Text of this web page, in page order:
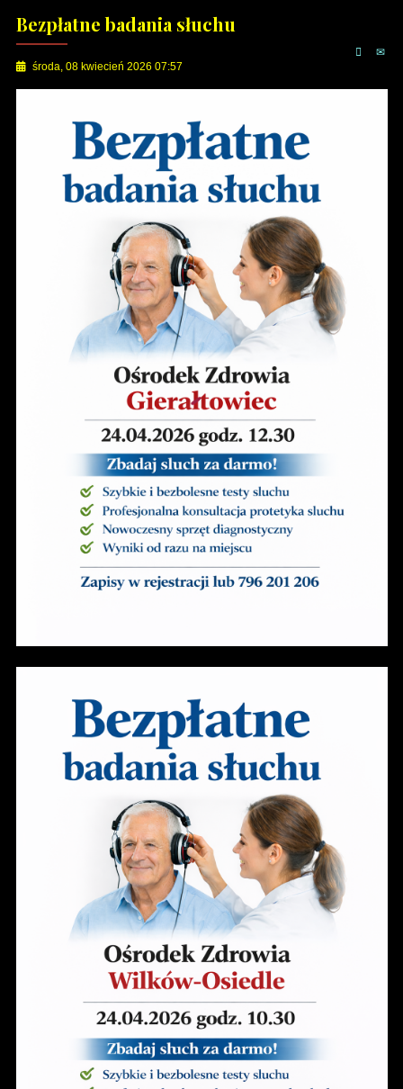
Bezpłatne badania słuchu
środa, 08 kwiecień 2026 07:57